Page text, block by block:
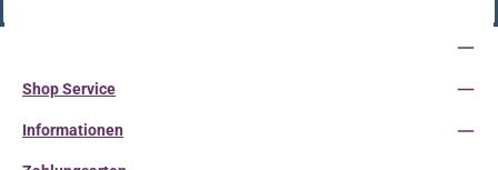
Shop Service
Informationen